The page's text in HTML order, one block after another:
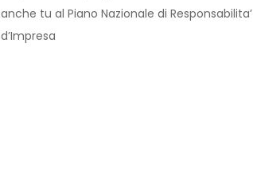
anche tu al Piano Nazionale di Responsabilita’
d’Impresa